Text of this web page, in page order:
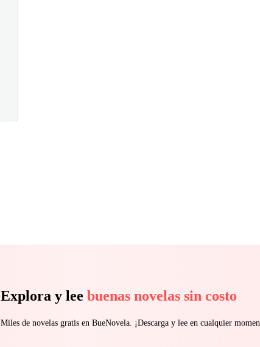
Explora y lee buenas novelas sin costo
Miles de novelas gratis en BueNovela. ¡Descarga y lee en cualquier